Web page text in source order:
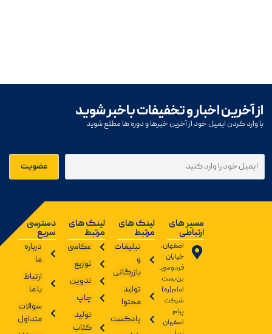
از آخرین اخبار و تخفیفات باخبر شوید
با وارد کردن ایمیل خود از آخرین خبرها و دوره ها مطلع شوید
مسیر های
ارتباطی
اصفهان،
خیابان
فردوسی،
بن‌بست
امام(ره)
شرکت
پیام
اصفهان
لینک های
مرتبط
تبلیغات
و
بازرگانی
تولید
محتوا
پادکست
لینک های
مرتبط
عکاسی
توزیع
تدوین
چاپ
تولید
کتاب
دسترسی
سریع
درباره
ما
ارتباط
با ما
سوالات
متداول